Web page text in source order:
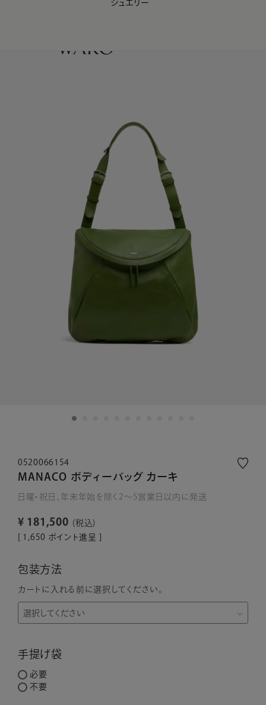
WAKO Membership Program連携はこちら
ジュエリー
0520066154
MANACO ボディーバッグ カーキ
日曜・祝日、年末年始を除く2～5営業日以内に発送
¥ 181,500
税込
1,650 ポイント進呈 ]
包装方法
カートに入れる前に選択してください。
手提げ袋
必要
不要